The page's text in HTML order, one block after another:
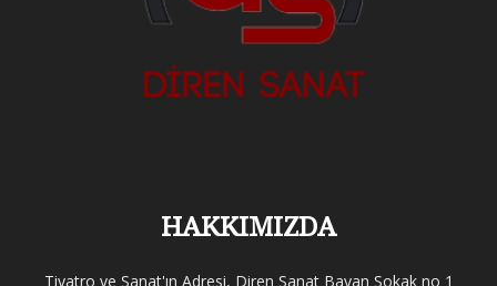
HAKKIMIZDA
Tiyatro ve Sanat'ın Adresi, Diren Sanat Bayan Sokak no 1